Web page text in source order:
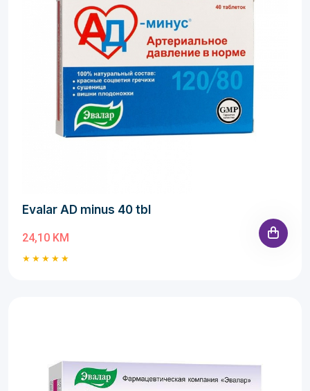
Evalar AD minus 40 tbl
24,10 KM